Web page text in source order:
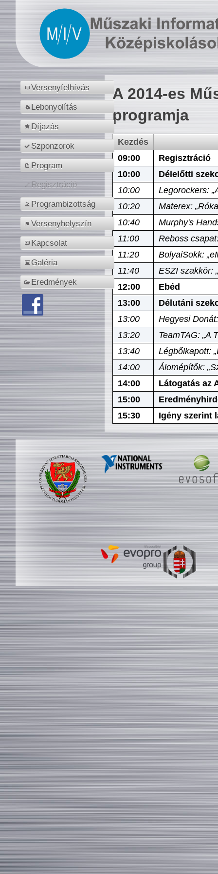
Versenyfelhívás
Lebonyolítás
Díjazás
Szponzorok
Program
Regisztráció
Programbizottság
Versenyhelyszín
Kapcsolat
Galéria
Eredmények
A 2014-es
programja
Kezdés
09:00
Regisztráció
10:00
Délelőtti
10:00
Legorockers:
10:20
Materex:
10:40
Murphy's
11:00
Reboss
11:20
BolyaiSokk:
11:40
ESZI szakkör:
12:00
Ebéd
13:00
Délutáni
13:00
Hegyesi
13:20
TeamTAG: „A
13:40
Légbőlkapott:
14:00
Álomépítők:
14:00
Látogatás az
15:00
15:30
Igény szerint